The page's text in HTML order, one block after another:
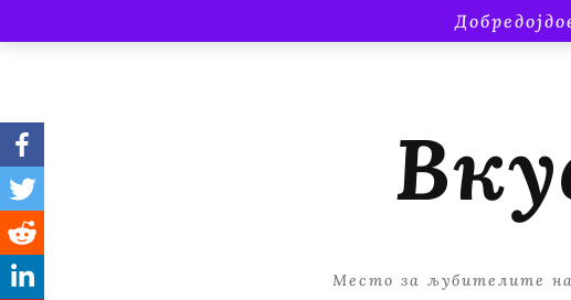
Место за љубителите